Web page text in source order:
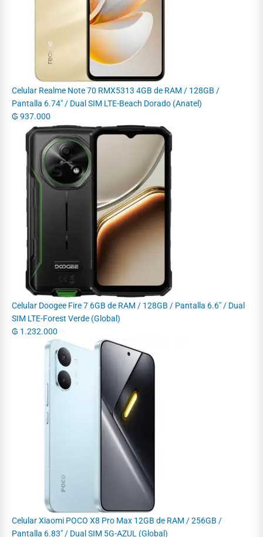
Celular Realme Note 70 RMX5313 4GB de RAM / 128GB /
Pantalla 6.74" / Dual SIM LTE-Beach Dorado (Anatel)
₲ 937.000
Celular Doogee Fire 7 6GB de RAM / 128GB / Pantalla 6.6" / Dual
SIM LTE-Forest Verde (Global)
₲ 1.232.000
Celular Xiaomi POCO X8 Pro Max 12GB de RAM / 256GB /
Pantalla 6.83" / Dual SIM 5G-AZUL (Global)